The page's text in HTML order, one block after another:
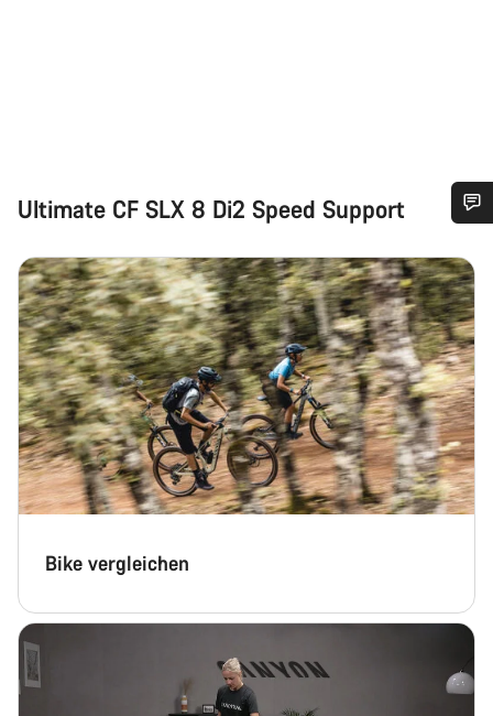
Ultimate CF SLX 8 Di2 Speed Support
Bike vergleichen
Unsere Experten stehen dir jetzt im Chat zur Verfügung.
Chat starten
Schließen